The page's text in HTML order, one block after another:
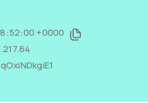
+0000